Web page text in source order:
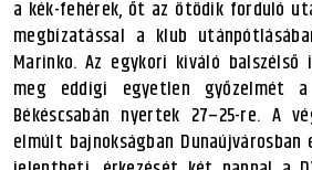
a kék-fehérek, őt az ötödik forduló
megbízatással a klub
Marinko. Az egykori kiváló
meg eddigi egyetlen győzelmét a
Békéscsabán nyertek 27–25-re. A
elmúlt bajnokságban